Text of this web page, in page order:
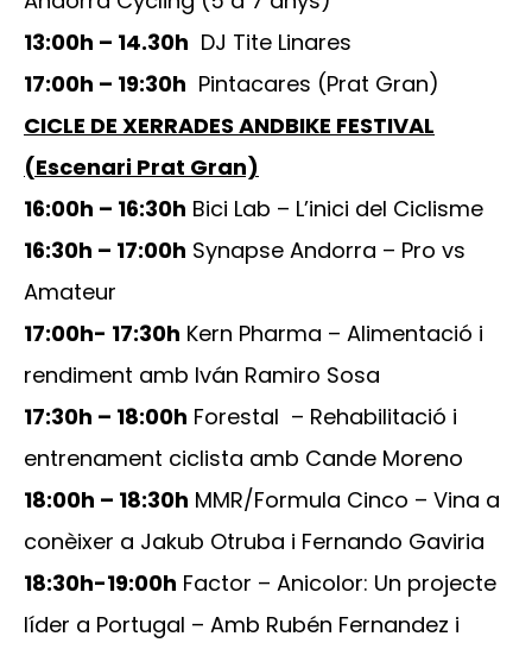
13:00h – 14.30h DJ Tite Linares
17:00h – 19:30h Pintacares (Prat Gran)
CICLE DE XERRADES ANDBIKE FESTIVAL
(Escenari Prat Gran)
16:00h – 16:30h Bici Lab – L’inici del Ciclisme
16:30h – 17:00h Synapse Andorra – Pro vs
Amateur
17:00h- 17:30h Kern Pharma – Alimentació i
rendiment amb Iván Ramiro Sosa
17:30h – 18:00h Forestal – Rehabilitació i
entrenament ciclista amb Cande Moreno
18:00h – 18:30h MMR/Formula Cinco – Vina a
conèixer a Jakub Otruba i Fernando Gaviria
18:30h-19:00h Factor – Anicolor: Un projecte
líder a Portugal – Amb Rubén Fernandez i